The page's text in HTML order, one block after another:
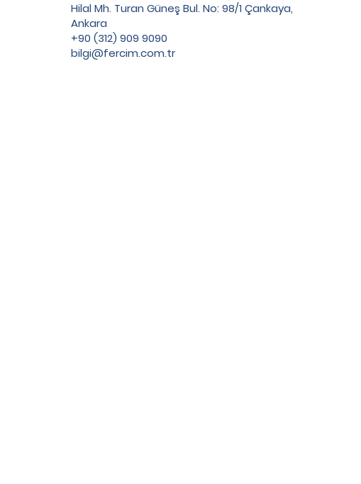
Hilal Mh. Turan Güneş Bul. No: 98/1 Çankaya,
Ankara
+90 (312) 909 9090
bilgi@fercim.com.tr